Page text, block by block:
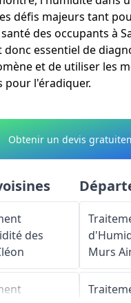
défis majeurs tant
des occupants à
donc essentiel de
et de utiliser les
pour l'éradiquer.
Obtenir un devis
des
Murs